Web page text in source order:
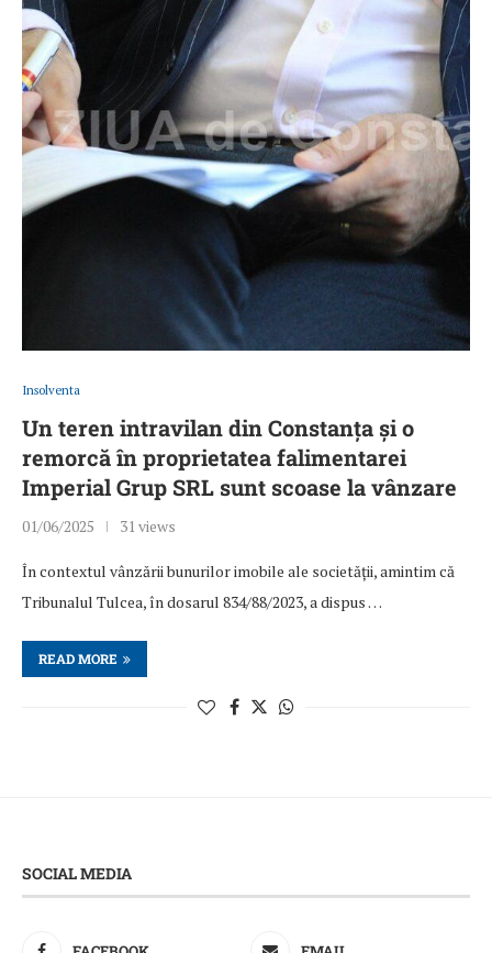
Insolventa
Un teren intravilan din Constanța și o
remorcă în proprietatea falimentarei
Imperial Grup SRL sunt scoase la vânzare
01/06/2025 31 views
În contextul vânzării bunurilor imobile ale societății, amintim că
Tribunalul Tulcea, în dosarul 834/88/2023, a dispus …
READ MORE
SOCIAL MEDIA